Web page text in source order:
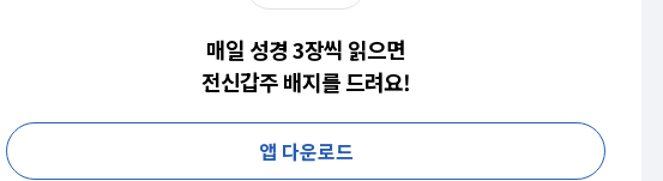
매일 성경 3장씩 읽으면
전신갑주 배지를 드려요!
앱 다운로드